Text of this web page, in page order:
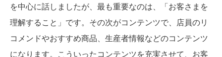
を中心に話しましたが、最も重要なのは、「お客さまを
理解すること」です。その次がコンテンツで、店員のリ
コメンドやおすすめ商品、生産者情報などのコンテンツ
になります。こういったコンテンツを充実させて、お客